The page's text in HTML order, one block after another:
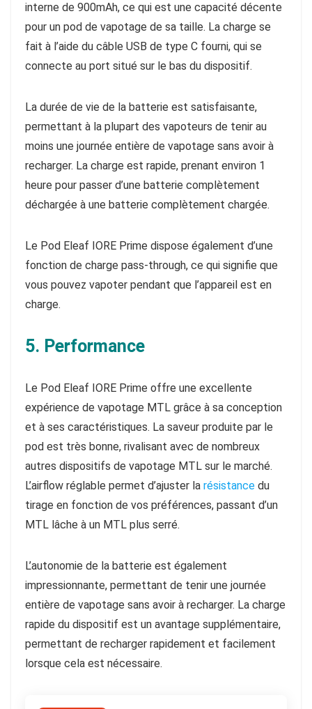
interne de 900mAh, ce qui est une capacité décente
pour un pod de vapotage de sa taille. La charge se
fait à l’aide du câble USB de type C fourni, qui se
connecte au port situé sur le bas du dispositif.
La durée de vie de la batterie est satisfaisante,
permettant à la plupart des vapoteurs de tenir au
moins une journée entière de vapotage sans avoir à
recharger. La charge est rapide, prenant environ 1
heure pour passer d’une batterie complètement
déchargée à une batterie complètement chargée.
Le Pod Eleaf IORE Prime dispose également d’une
fonction de charge pass-through, ce qui signifie que
vous pouvez vapoter pendant que l’appareil est en
charge.
5. Performance
Le Pod Eleaf IORE Prime offre une excellente
expérience de vapotage MTL grâce à sa conception
et à ses caractéristiques. La saveur produite par le
pod est très bonne, rivalisant avec de nombreux
autres dispositifs de vapotage MTL sur le marché.
L’airflow réglable permet d’ajuster la résistance du
tirage en fonction de vos préférences, passant d’un
MTL lâche à un MTL plus serré.
L’autonomie de la batterie est également
impressionnante, permettant de tenir une journée
entière de vapotage sans avoir à recharger. La charge
rapide du dispositif est un avantage supplémentaire,
permettant de recharger rapidement et facilement
lorsque cela est nécessaire.